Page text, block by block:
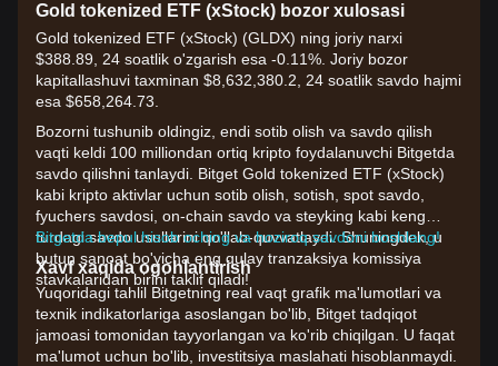
Gold tokenized ETF (xStock) bozor xulosasi
Gold tokenized ETF (xStock) (GLDX) ning joriy narxi
$388.89, 24 soatlik o'zgarish esa -0.11%. Joriy bozor
kapitallashuvi taxminan $8,632,380.2, 24 soatlik savdo hajmi
esa $658,264.73.
Bozorni tushunib oldingiz, endi sotib olish va savdo qilish
vaqti keldi 100 milliondan ortiq kripto foydalanuvchi Bitgetda
savdo qilishni tanlaydi. Bitget Gold tokenized ETF (xStock)
kabi kripto aktivlar uchun sotib olish, sotish, spot savdo,
fyuchers savdosi, on-chain savdo va steyking kabi keng
turdagi savdo usullarini qo'llab-quvvatlaydi. Shuningdek, u
butun sanoat bo'yicha eng qulay tranzaksiya komissiya
stavkalaridan birini taklif qiladi!
Bitgetda bepul hisob oching va hoziroq savdoni boshlang!
Xavf xaqida ogohlantirish
Yuqoridagi tahlil Bitgetning real vaqt grafik ma'lumotlari va
texnik indikatorlariga asoslangan bo'lib, Bitget tadqiqot
jamoasi tomonidan tayyorlangan va ko'rib chiqilgan. U faqat
ma'lumot uchun bo'lib, investitsiya maslahati hisoblanmaydi.